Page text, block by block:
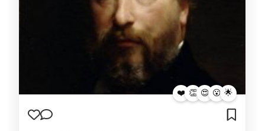
❤️ 👏 😍 😮 🌟